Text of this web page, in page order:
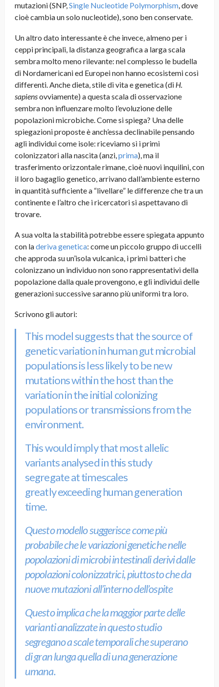
mutazioni (SNP,Single Nucleotide Polymorphism, dove
cioè cambia un solo nucleotide), sono ben conservate.
Un altro dato interessante è che invece, almeno per i
ceppi principali, la distanza geografica a larga scala
sembra molto meno rilevante: nel complesso le budella
di Nordamericani ed Europei non hanno ecosistemi così
differenti. Anche dieta, stile di vita e genetica (di H.
sapiensovviamente) a questa scala di osservazione
sembra non influenzare molto l’evoluzione delle
popolazioni microbiche. Come si spiega? Una delle
spiegazioni proposte è anch’essa declinabile pensando
agli individui come isole: riceviamo sì i primi
colonizzatori alla nascita (anzi,prima), ma il
trasferimento orizzontale rimane, cioè nuovi inquilini, con
il loro bagaglio genetico, arrivano dall’ambiente esterno
in quantità sufficiente a “livellare” le differenze che tra un
continente e l’altro che i ricercatori si aspettavano di
trovare.
A sua volta la stabilità potrebbe essere spiegata appunto
con laderiva genetica: come un piccolo gruppo di uccelli
che approda su un’isola vulcanica, i primi batteri che
colonizzano un individuo non sono rappresentativi della
popolazione dalla quale provengono, e gli individui delle
generazioni successive saranno più uniformi tra loro.
Scrivono gli autori:
This model suggests that the source of
genetic variation in human gut microbial
populations is less likely to be new
mutations within the host than the
variation in the initial colonizing
populations or transmissions from the
environment.
This would imply that most allelic
variants analysed in this study
segregate at timescales
greatly exceeding human generation
time.
Questo modello suggerisce come più
probabile che le variazioni genetiche nelle
popolazioni di microbi intestinali derivi dalle
popolazioni colonizzatrici, piuttosto che da
nuove mutazioni all’interno dell’ospite
Questo implica che la maggior parte delle
varianti analizzate in questo studio
segregano a scale temporali che superano
di gran lunga quella di una generazione
umana.